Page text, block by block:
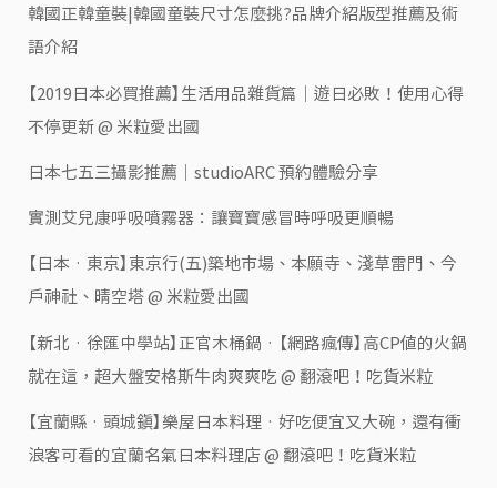
韓國正韓童裝|韓國童裝尺寸怎麼挑?品牌介紹版型推薦及術
語介紹
【2019日本必買推薦】生活用品雜貨篇｜遊日必敗！使用心得
不停更新 @ 米粒愛出國
日本七五三攝影推薦｜studioARC 預約體驗分享
實測艾兒康呼吸噴霧器：讓寶寶感冒時呼吸更順暢
【日本‧東京】東京行(五)築地市場、本願寺、淺草雷門、今
戶神社、晴空塔 @ 米粒愛出國
【新北‧徐匯中學站】正官木桶鍋‧【網路瘋傳】高CP值的火鍋
就在這，超大盤安格斯牛肉爽爽吃 @ 翻滾吧！吃貨米粒
【宜蘭縣‧頭城鎮】樂屋日本料理‧好吃便宜又大碗，還有衝
浪客可看的宜蘭名氣日本料理店 @ 翻滾吧！吃貨米粒